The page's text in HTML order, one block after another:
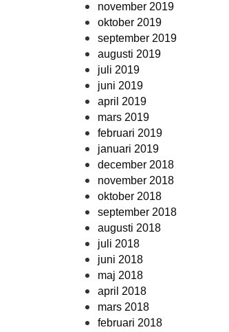
november 2019
oktober 2019
september 2019
augusti 2019
juli 2019
juni 2019
april 2019
mars 2019
februari 2019
januari 2019
december 2018
november 2018
oktober 2018
september 2018
augusti 2018
juli 2018
juni 2018
maj 2018
april 2018
mars 2018
februari 2018